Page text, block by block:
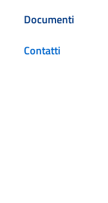
Documenti
Contatti